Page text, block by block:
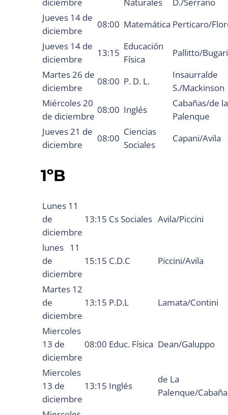
Jueves 14 de
diciembre
08:00 Matemática Perticaro/
Jueves 14 de
diciembre
13:15
Educación
Física
Pallitto/Bugari
Martes 26 de
diciembre
08:00 P. D. L.
Insaurralde
S./Mackinson
Miércoles 20
de diciembre
08:00 Inglés
Cabañas/de la
Palenque
Jueves 21 de
diciembre
08:00
Ciencias
Sociales
Capani/Avila
1ºB
Lunes 11
de
diciembre
13:15 Cs Sociales Avila/Piccini
lunes 11
de
diciembre
15:15 C.D.C Piccini/Avila
Martes 12
de
diciembre
13:15 P.D.L Lamata/Contini
Miercoles
13 de
diciembre
08:00 Educ. Física Dean/Galuppo
Miercoles
13 de
diciembre
13:15 Inglés
de La
Palenque/